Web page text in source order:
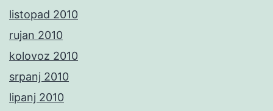
listopad 2010
rujan 2010
kolovoz 2010
srpanj 2010
lipanj 2010